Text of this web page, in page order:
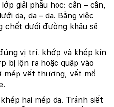
giải phẫu học: cân – cân,
da, da – da. Bằng việc
chết dưới đường khâu sẽ
vị trí, khớp và khép kín
bị lộn ra hoặc quặp vào
mép vết thương, vết mổ
hai mép da. Tránh siết